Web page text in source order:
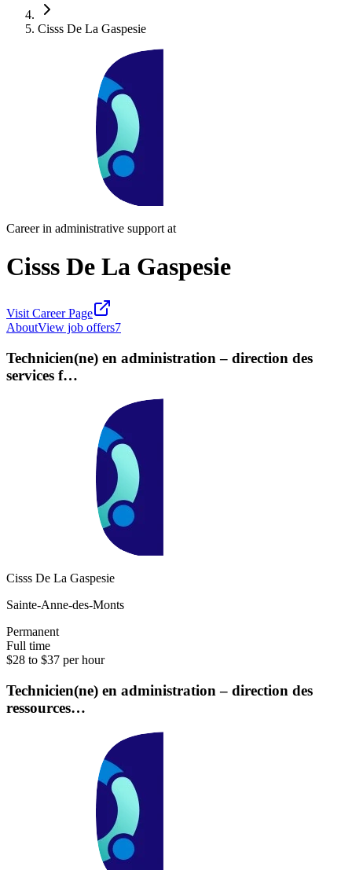
Cisss De La Gaspesie
Career in administrative support at
Cisss De La Gaspesie
Visit Career Page
AboutView job offers7
Technicien(ne) en administration – direction des
services f…
Cisss De La Gaspesie
Sainte-Anne-des-Monts
Permanent
Full time
$28 to $37 per hour
Technicien(ne) en administration – direction des
ressources…